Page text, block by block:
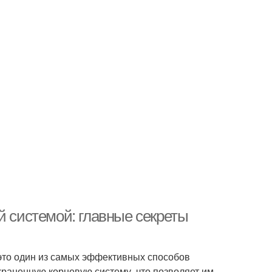
системой: главные секреты
один из самых эффективных способов